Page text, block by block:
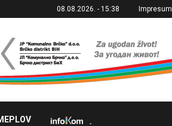
08.08.2026. - 15:38 Impresum